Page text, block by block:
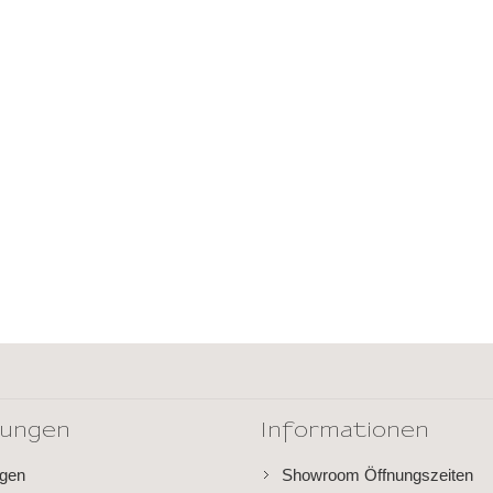
Informationen
Showroom Öffnungszeiten